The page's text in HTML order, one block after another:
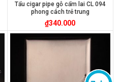
Tẩu cigar pipe gỗ cẩm lai CL 094
phong cách trẻ trung
₫340.000